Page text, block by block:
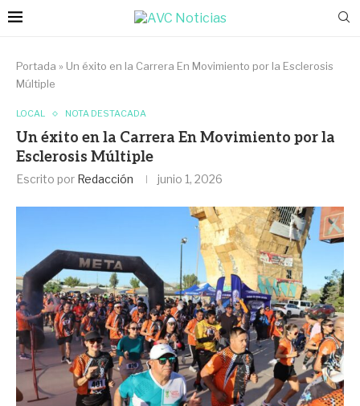
Portada » Un éxito en la Carrera En Movimiento por la Esclerosis
Múltiple
LOCAL NOTA DESTACADA
Un éxito en la Carrera En Movimiento por la
Esclerosis Múltiple
Escrito por Redacción junio 1, 2026